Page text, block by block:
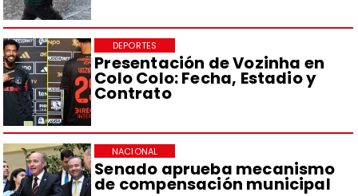
Presentación de Vozinha en
Colo Colo: Fecha, Estadio y
Contrato
DEPORTES
Senado aprueba mecanismo
de compensación municipal
NACIONAL